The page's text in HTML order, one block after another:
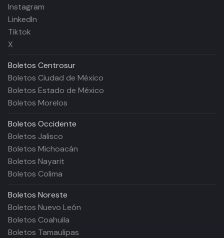
Instagram
LinkedIn
Tiktok
X
Boletos Centrosur
Boletos Ciudad de México
Boletos Estado de México
Boletos Morelos
Boletos Occidente
Boletos Jalisco
Boletos Michoacán
Boletos Nayarit
Boletos Colima
Boletos Noreste
Boletos Nuevo León
Boletos Coahuila
Boletos Tamaulipas